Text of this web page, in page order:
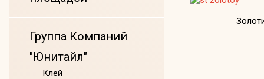
Группа Компаний
"Юнитайл"
Клей